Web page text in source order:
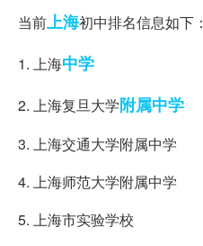
当前上海初中排名信息如下：
1. 上海中学
2. 上海复旦大学附属中学
3. 上海交通大学附属中学
4. 上海师范大学附属中学
5. 上海市实验学校